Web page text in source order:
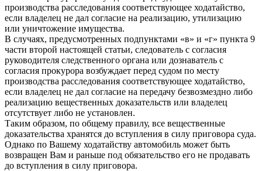
производства расследования соответствующее ходатайство,
если владелец не дал согласие на реализацию, утилизацию
или уничтожение имущества.
В случаях, предусмотренных подпунктами «в» и «г» пункта 9
части второй настоящей статьи, следователь с согласия
руководителя следственного органа или дознаватель с
согласия прокурора возбуждает перед судом по месту
производства расследования соответствующее ходатайство,
если владелец не дал согласие на передачу безвозмездно либо
реализацию вещественных доказательств или владелец
отсутствует либо не установлен.
Таким образом, по общему правилу, все вещественные
доказательства хранятся до вступления в силу приговора суда.
Однако по Вашему ходатайству автомобиль может быть
возвращен Вам и раньше под обязательство его не продавать
до вступления в силу приговора.